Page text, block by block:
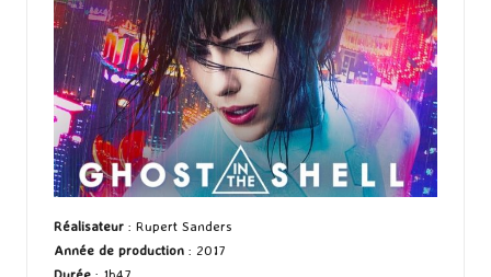
Réalisateur : Rupert Sanders
Année de production : 2017
Durée : 1h47